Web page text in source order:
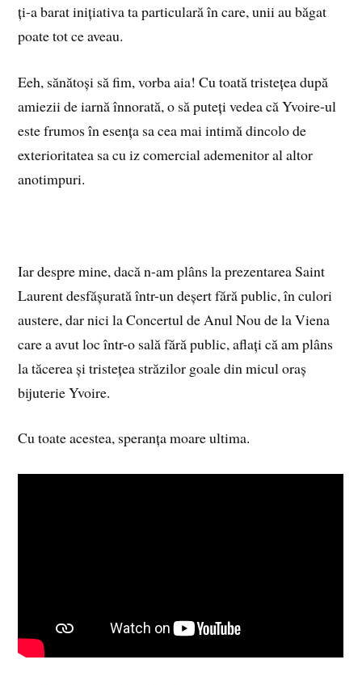
ți-a barat inițiativa ta particulară în care, unii au băgat
poate tot ce aveau.
Eeh, sănătoși să fim, vorba aia! Cu toată tristețea după
amiezii de iarnă înnorată, o să puteți vedea că Yvoire-ul
este frumos în esența sa cea mai intimă dincolo de
exterioritatea sa cu iz comercial ademenitor al altor
anotimpuri.
Iar despre mine, dacă n-am plâns la prezentarea Saint
Laurent desfășurată într-un deșert fără public, în culori
austere, dar nici la Concertul de Anul Nou de la Viena
care a avut loc într-o sală fără public, aflați că am plâns
la tăcerea și tristețea străzilor goale din micul oraș
bijuterie Yvoire.
Cu toate acestea, speranța moare ultima.